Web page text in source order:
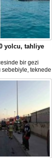
yolcu, tahliye
bir gezi
sebebiyle, teknede
edildi,